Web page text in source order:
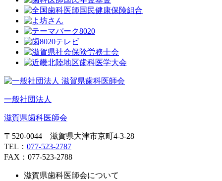
一般社団法人
滋賀県歯科医師会
〒520-0044 滋賀県大津市京町4-3-28
TEL： 077-523-2787
FAX：077-523-2788
滋賀県歯科医師会について